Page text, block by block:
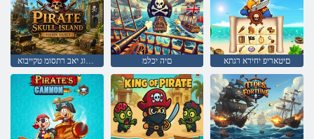
םיה יכלמ םיטאריפ יחירא רגתא